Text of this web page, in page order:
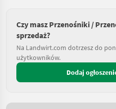
Czy masz Przenośniki /
sprzedaż?
Na Landwirt.com dotrzesz do
użytkowników.
Dodaj